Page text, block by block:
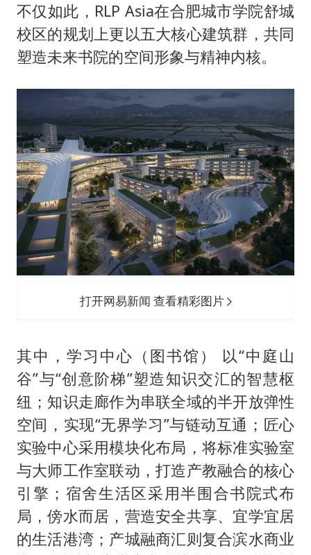
不仅如此，RLP Asia在合肥城市学院舒城
校区的规划上更以五大核心建筑群，共同
塑造未来书院的空间形象与精神内核。
打开网易新闻 查看精彩图片
其中，学习中心（图书馆） 以“中庭山
谷”与“创意阶梯”塑造知识交汇的智慧枢
纽；知识走廊作为串联全域的半开放弹性
空间，实现“无界学习”与链动互通；匠心
实验中心采用模块化布局，将标准实验室
与大师工作室联动，打造产教融合的核心
引擎；宿舍生活区采用半围合书院式布
局，傍水而居，营造安全共享、宜学宜居
的生活港湾；产城融商汇则复合滨水商业